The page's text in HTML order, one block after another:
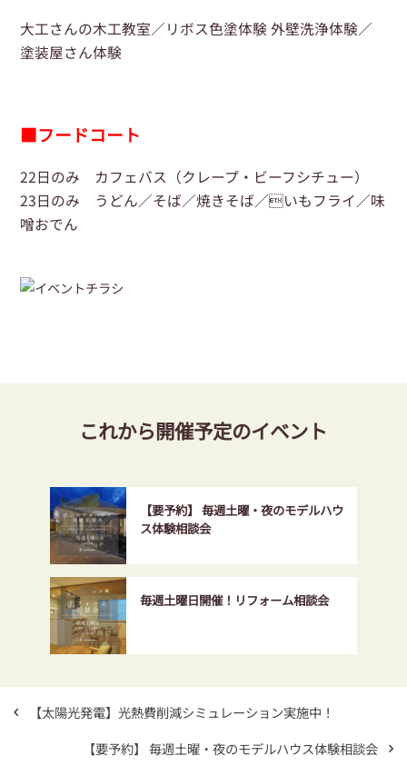
大工さんの木工教室／リボス色塗体験 外壁洗浄体験／
塗装屋さん体験
■フードコート
22日のみ カフェバス（クレープ・ビーフシチュー）
23日のみ うどん／そば／焼きそば／いもフライ／味
噌おでん
これから開催予定のイベント
【要予約】 毎週土曜・夜のモデルハウ
ス体験相談会
毎週土曜日開催！リフォーム相談会
【太陽光発電】光熱費削減シミュレーション実施中！
【要予約】 毎週土曜・夜のモデルハウス体験相談会